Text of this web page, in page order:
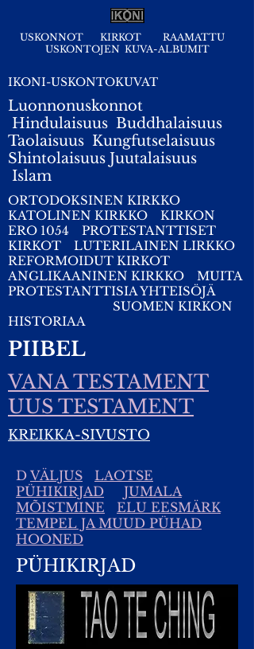
USKONNOT KIRKOT
RAAMATTU
USKONTOJEN KUVA-ALBUMIT
IKONI-USKONTOKUVAT
Luonnonuskonnot
Hindulaisuus Buddhalaisuus
Taolaisuus Kungfutselaisuus
Shintolaisuus Juutalaisuus
Islam
ORTODOKSINEN KIRKKO
KATOLINEN KIRKKO
KIRKON
ERO 1054
PROTESTANTTISET
KIRKOT
LUTERILAINEN LIRKKO
REFORMOIDUT KIRKOT
ANGLIKAANINEN KIRKKO
MUITA
PROTESTANTTISIA YHTEISÖJÄ
SUOMEN KIRKON
HISTORIAA
PIIBEL
VANA TESTAMENT
UUS TESTAMENT
KREIKKA-SIVUSTO
D VÄLJUS
LAOTSE
PÜHIKIRJAD
JUMALA
MÕISTMINE
ELU EESMÄRK
TEMPEL JA MUUD PÜHAD
HOONED
PÜHIKIRJAD